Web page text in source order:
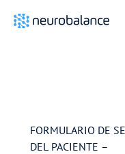
FORMULARIO DE
DEL PACIENTE –